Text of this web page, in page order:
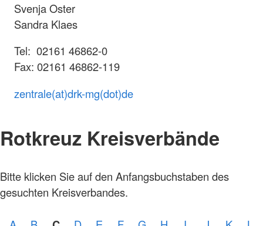
Svenja Oster
Sandra Klaes
Tel: 02161 46862-0
Fax: 02161 46862-119
zentrale(at)drk-mg(dot)de
Rotkreuz Kreisverbände
Bitte klicken Sie auf den Anfangsbuchstaben des
gesuchten Kreisverbandes.